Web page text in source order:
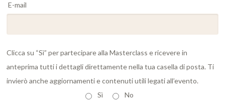
E-mail
Clicca su “Sì” per partecipare alla Masterclass e ricevere in
anteprima tutti i dettagli direttamente nella tua casella di posta. Ti
invierò anche aggiornamenti e contenuti utili legati all’evento.
Sì
No